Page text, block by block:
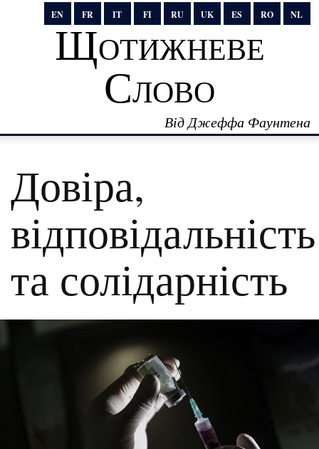
EN FR IT FI RU UK ES RO NL
Щотижневе
Слово
Від Джеффа Фаунтена
Довіра,
відповідальність
та солідарність